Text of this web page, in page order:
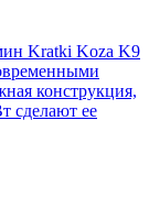
Kratki Koza K9
конструкция,
сделают ее